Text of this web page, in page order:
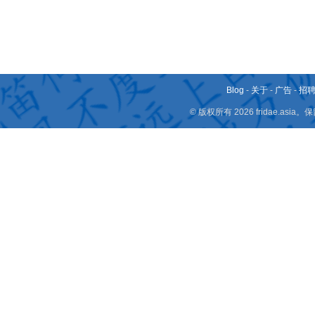
Blog - 关于 - 广告 -招
© 版权所有 2026 fridae.asia。